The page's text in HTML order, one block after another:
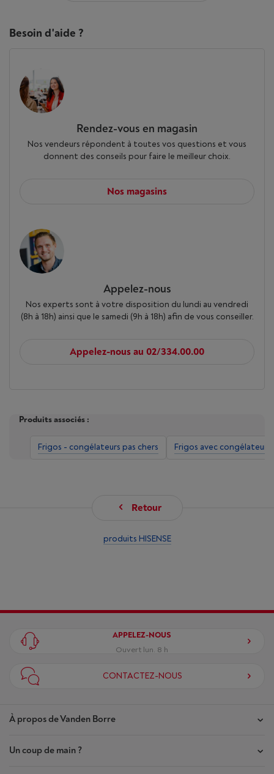
Besoin d'aide ?
Rendez-vous en magasin
Nos vendeurs répondent à toutes vos questions et vous
donnent des conseils pour faire le meilleur choix.
Nos magasins
Appelez-nous
Nos experts sont à votre disposition du lundi au vendredi
(8h à 18h) ainsi que le samedi (9h à 18h) afin de vous conseiller.
Appelez-nous au 02/334.00.00
Produits associés :
Frigos - congélateurs pas chers Frigos avec congélateur
Retour
produits HISENSE
À propos de Vanden Borre
Nos magasins
Un coup de main ?
APPELEZ-NOUS
Ouvert lun. 8 h
CONTACTEZ-NOUS